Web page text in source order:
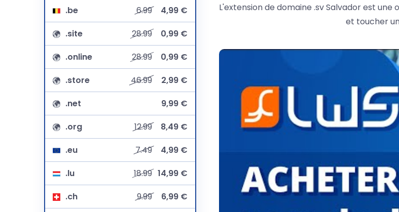
.be
6.99
4,99 €
.site
28.99
0,99 €
.online
28.99
0,99 €
.store
46.99
2,99 €
.net
9,99 €
.org
12.99
8,49 €
.eu
7.49
4,99 €
.lu
18.99 14,99 €
.ch
9.99
6,99 €
L'extension de domaine .sv Salvador est
et toucher